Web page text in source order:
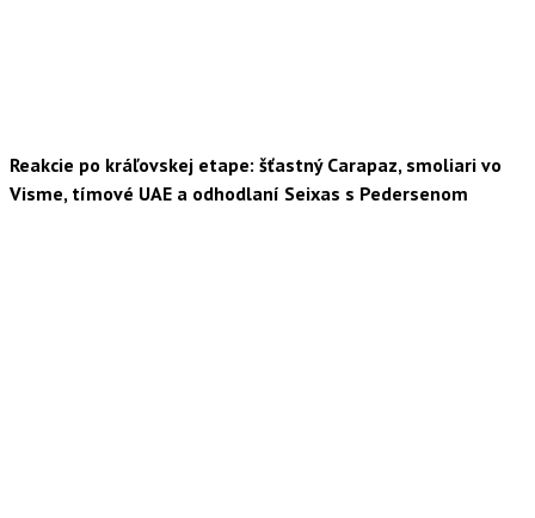
Reakcie po kráľovskej etape: šťastný Carapaz, smoliari vo
Visme, tímové UAE a odhodlaní Seixas s Pedersenom